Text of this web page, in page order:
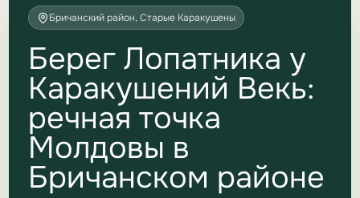
Бричанский район, Старые Каракушены
Берег Лопатника у
Каракушений Векь:
речная точка
Молдовы в
Бричанском районе